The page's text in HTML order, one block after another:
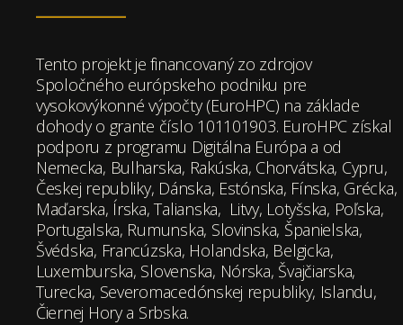
Tento projekt je financovaný zo zdrojov
Spoločného európskeho podniku pre
vysokovýkonné výpočty (EuroHPC) na základe
dohody o grante číslo 101101903. EuroHPC získal
podporu z programu Digitálna Európa a od
Nemecka, Bulharska, Rakúska, Chorvátska, Cypru,
Českej republiky, Dánska, Estónska, Fínska, Grécka,
Maďarska, Írska, Talianska, Litvy, Lotyšska, Poľska,
Portugalska, Rumunska, Slovinska, Španielska,
Švédska, Francúzska, Holandska, Belgicka,
Luxemburska, Slovenska, Nórska, Švajčiarska,
Turecka, Severomacedónskej republiky, Islandu,
Čiernej Hory a Srbska.